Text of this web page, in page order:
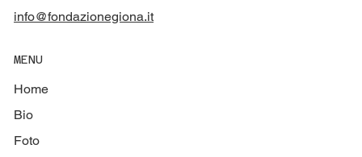
info@fondazionegiona.it
MENU
Home
Bio
Foto